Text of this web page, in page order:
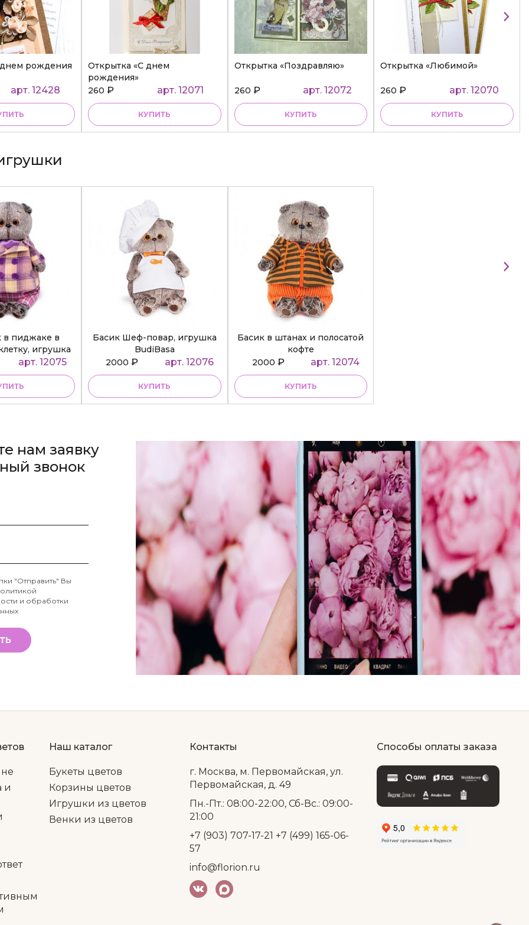
рождения
арт. 12428
Открытка «С днем
рождения»
260 ₽ арт. 12071
КУПИТЬ
Открытка «Поздравляю»
260 ₽ арт. 12072
КУПИТЬ
Открытка «Любимой»
260₽ арт. 12070
КУПИТЬ
в пиджаке в
игрушка
арт. 12075
Басик Шеф-повар, игрушка
BudiBasa
2000₽ арт. 12076
КУПИТЬ
Басик в штанах и полосатой
кофте
2000 ₽ арт. 12074
КУПИТЬ
нам заявку
звонок
"Отправить" Вы
и обработки
и
Наш каталог
Букеты цветов
Корзины цветов
Игрушки из цветов
Венки из цветов
Контакты
г. Москва, м. Первомайская, ул.
Первомайская, д. 49
Пн.-Пт.: 08:00-22:00, Сб-Вс.: 09:00-
21:00
+7 (903) 707-17-21 +7 (499) 165-06-
57
info@florion.ru
Способы оплаты заказа